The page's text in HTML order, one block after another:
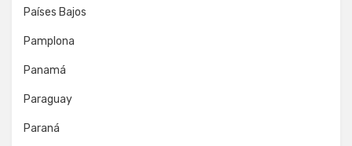
Países Bajos
Pamplona
Panamá
Paraguay
Paraná